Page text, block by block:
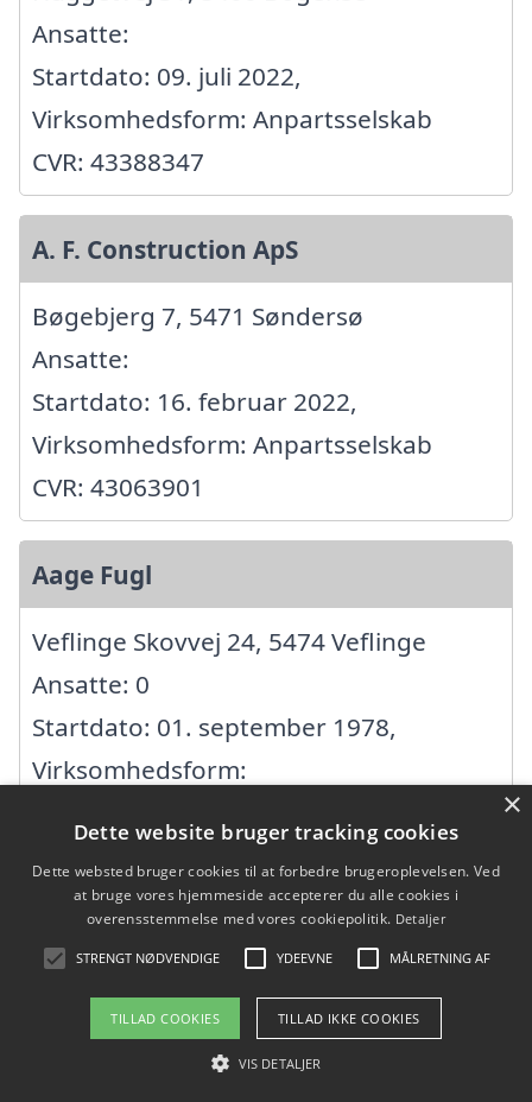
Ansatte:
Startdato: 09. juli 2022,
Virksomhedsform: Anpartsselskab
CVR: 43388347
A. F. Construction ApS
Bøgebjerg 7, 5471 Søndersø
Ansatte:
Startdato: 16. februar 2022,
Virksomhedsform: Anpartsselskab
CVR: 43063901
Aage Fugl
Veflinge Skovvej 24, 5474 Veflinge
Ansatte: 0
Startdato: 01. september 1978,
Virksomhedsform:
Almind Clausen Tømrer&Tagrens ApS
Havreløkken 44, 5450 Otterup
×
Dette website bruger tracking cookies
Dette websted bruger cookies til at forbedre brugeroplevelsen. Ved
at bruge vores hjemmeside accepterer du alle cookies i
overensstemmelse med vores cookiepolitik. Detaljer
STRENGT NØDVENDIGE YDEEVNE MÅLRETNING AF
TILLAD COOKIES TILLAD IKKE COOKIES
VIS DETALJER